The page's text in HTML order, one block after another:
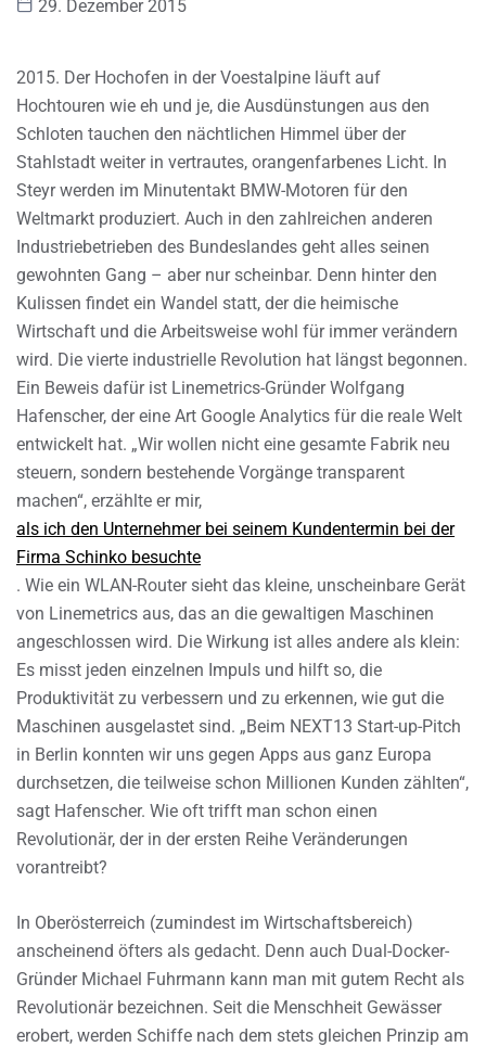
29. Dezember 2015
2015. Der Hochofen in der Voestalpine läuft auf
Hochtouren wie eh und je, die Ausdünstungen aus den
Schloten tauchen den nächtlichen Himmel über der
Stahlstadt weiter in vertrautes, orangenfarbenes Licht. In
Steyr werden im Minutentakt BMW-Motoren für den
Weltmarkt produziert. Auch in den zahlreichen anderen
Industriebetrieben des Bundeslandes geht alles seinen
gewohnten Gang – aber nur scheinbar. Denn hinter den
Kulissen findet ein Wandel statt, der die heimische
Wirtschaft und die Arbeitsweise wohl für immer verändern
wird. Die vierte industrielle Revolution hat längst begonnen.
Ein Beweis dafür ist Linemetrics-Gründer Wolfgang
Hafenscher, der eine Art Google Analytics für die reale Welt
entwickelt hat. „Wir wollen nicht eine gesamte Fabrik neu
steuern, sondern bestehende Vorgänge transparent
machen“, erzählte er mir,
als ich den Unternehmer bei seinem Kundentermin bei der
Firma Schinko besuchte
. Wie ein WLAN-Router sieht das kleine, unscheinbare Gerät
von Linemetrics aus, das an die gewaltigen Maschinen
angeschlossen wird. Die Wirkung ist alles andere als klein:
Es misst jeden einzelnen Impuls und hilft so, die
Produktivität zu verbessern und zu erkennen, wie gut die
Maschinen ausgelastet sind. „Beim NEXT13 Start-up-Pitch
in Berlin konnten wir uns gegen Apps aus ganz Europa
durchsetzen, die teilweise schon Millionen Kunden zählten“,
sagt Hafenscher. Wie oft trifft man schon einen
Revolutionär, der in der ersten Reihe Veränderungen
vorantreibt?
In Oberösterreich (zumindest im Wirtschaftsbereich)
anscheinend öfters als gedacht. Denn auch Dual-Docker-
Gründer Michael Fuhrmann kann man mit gutem Recht als
Revolutionär bezeichnen. Seit die Menschheit Gewässer
erobert, werden Schiffe nach dem stets gleichen Prinzip am